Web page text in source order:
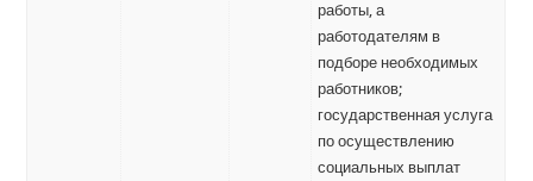
работы, а
работодателям в
подборе необходимых
работников;
государственная услуга
по осуществлению
социальных выплат